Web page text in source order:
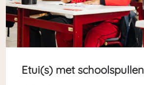
Etui(s) met schoolspullen